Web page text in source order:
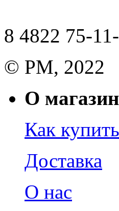
8 4822 75-
© РМ, 2022
О
Как купить
Доставка
О нас